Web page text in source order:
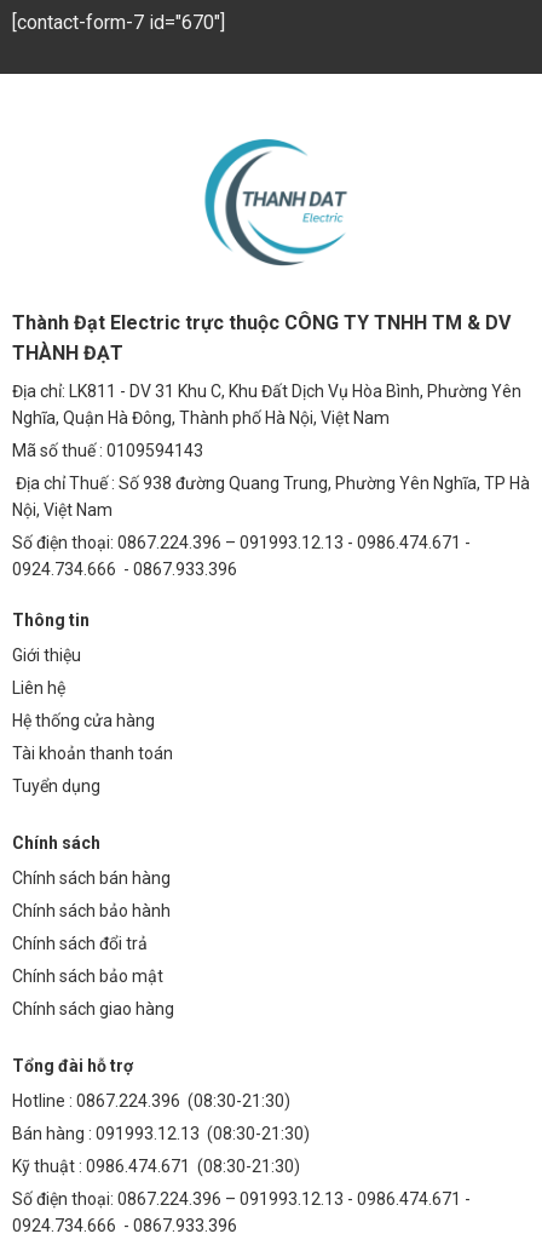
[contact-form-7 id="670"]
Thành Đạt Electric trực thuộc CÔNG TY TNHH TM & DV
THÀNH ĐẠT
Địa chỉ: LK811 - DV 31 Khu C, Khu Đất Dịch Vụ Hòa Bình, Phường Yên
Nghĩa, Quận Hà Đông, Thành phố Hà Nội, Việt Nam
Mã số thuế : 0109594143
Địa chỉ Thuế : Số 938 đường Quang Trung, Phường Yên Nghĩa, TP Hà
Nội, Việt Nam
Số điện thoại: 0867.224.396 – 091993.12.13 - 0986.474.671 -
0924.734.666 - 0867.933.396
Thông tin
Giới thiệu
Liên hệ
Hệ thống cửa hàng
Tài khoản thanh toán
Tuyển dụng
Chính sách
Chính sách bán hàng
Chính sách bảo hành
Chính sách đổi trả
Chính sách bảo mật
Chính sách giao hàng
Tổng đài hỗ trợ
Hotline : 0867.224.396 (08:30-21:30)
Bán hàng : 091993.12.13 (08:30-21:30)
Kỹ thuật : 0986.474.671 (08:30-21:30)
Số điện thoại: 0867.224.396 – 091993.12.13 - 0986.474.671 -
0924.734.666 - 0867.933.396